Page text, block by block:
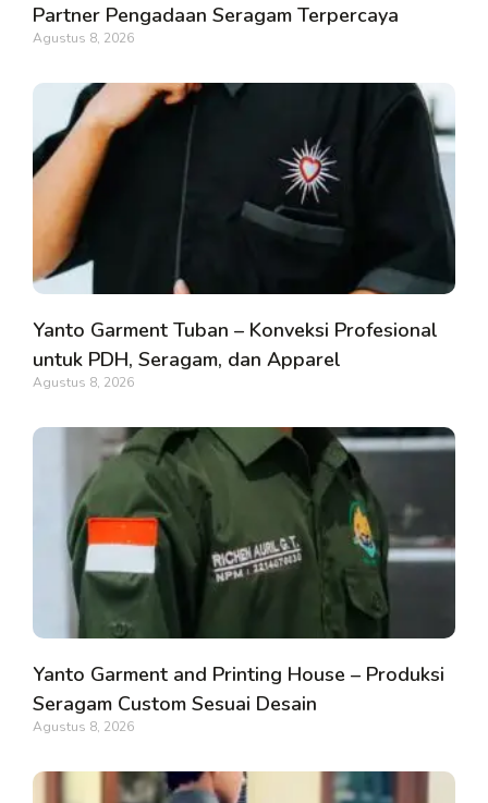
Partner Pengadaan Seragam Terpercaya
Agustus 8, 2026
Yanto Garment Tuban – Konveksi Profesional
untuk PDH, Seragam, dan Apparel
Agustus 8, 2026
Yanto Garment and Printing House – Produksi
Seragam Custom Sesuai Desain
Agustus 8, 2026